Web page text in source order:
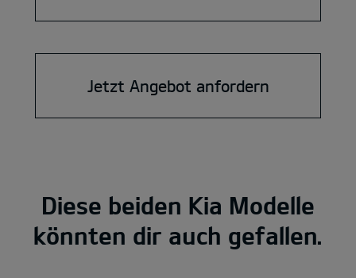
Jetzt Angebot anfordern
Diese beiden Kia Modelle
könnten dir auch gefallen.